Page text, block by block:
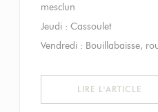
mesclun
Jeudi : Cassoulet
Vendredi : Bouillabaisse,
LIRE L'ARTICLE